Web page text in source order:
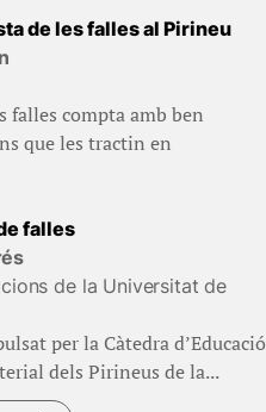
de les falles al Pirineu
falles compta amb ben
que les tractin en
falles
de la Universitat de
per la Càtedra d’Educació
dels Pirineus de la...